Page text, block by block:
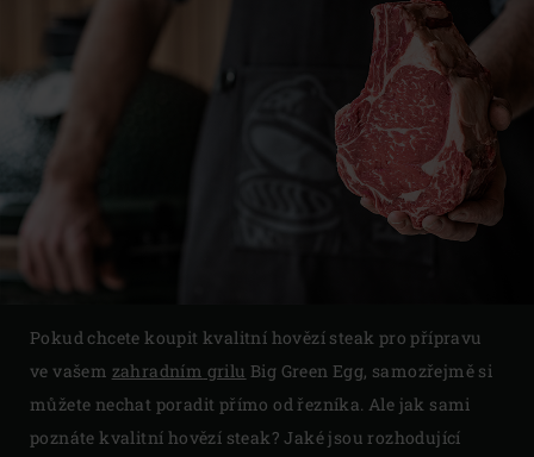
Pokud chcete koupit kvalitní hovězí steak pro přípravu
ve vašem zahradním grilu Big Green Egg, samozřejmě si
můžete nechat poradit přímo od řezníka. Ale jak sami
poznáte kvalitní hovězí steak? Jaké jsou rozhodující